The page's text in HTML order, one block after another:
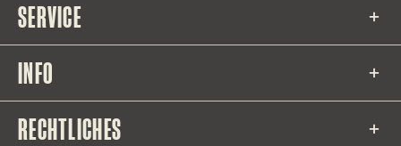
SERVICE
INFO
RECHTLICHES